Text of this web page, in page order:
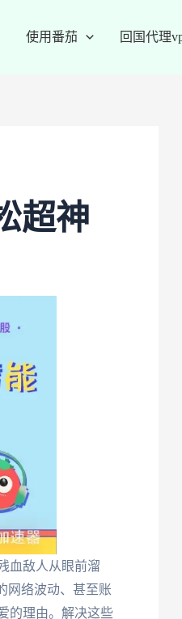
使用番茄 回国代理
超神
血敌人从眼前溜
网络波动、甚至账
的理由。解决这些